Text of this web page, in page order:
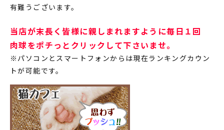
有難うございます。
当店が末長く皆様に親しまれますように毎日１回
肉球をポチっとクリックして下さいませ。
※パソコンとスマートフォンからは現在ランキングカウン
トが可能です。